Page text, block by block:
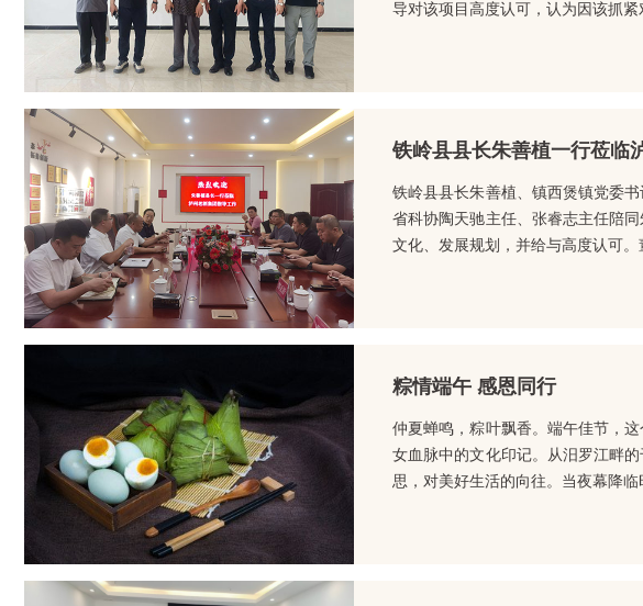
导对该项目高度认可，认为因该抓
铁岭县县长朱善植一行莅临
铁岭县县长朱善植、镇西煲镇党委
省科协陶天驰主任、张睿志主任陪
文化、发展规划，并给与高度认可
粽情端午 感恩同行
仲夏蝉鸣，粽叶飘香。端午佳节，
女血脉中的文化印记。从汨罗江畔
思，对美好生活的向往。当夜幕降